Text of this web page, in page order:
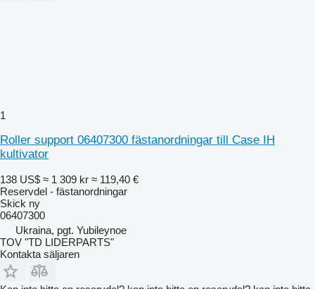
1
Roller support 06407300 fästanordningar till Case IH
kultivator
138 US$ ≈ 1 309 kr ≈ 119,40 €
Reservdel - fästanordningar
Skick ny
06407300
Ukraina, pgt. Yubileynoe
TOV "TD LIDERPARTS"
Kontakta säljaren